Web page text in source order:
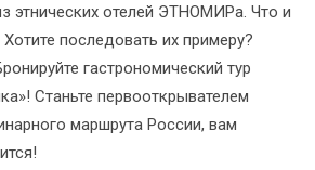
этнических отелей ЭТНОМИРа. Что и
последовать их примеру?
гастрономический тур
Станьте первооткрывателем
маршрута России, вам